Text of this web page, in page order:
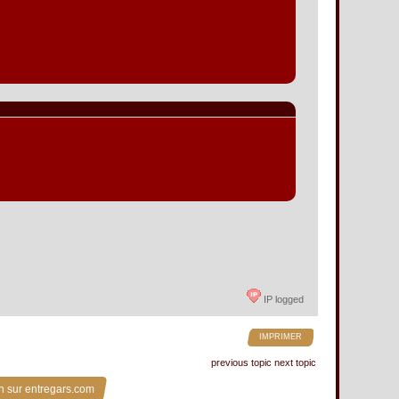
IP logged
IMPRIMER
previous topic next topic
sur entregars.com